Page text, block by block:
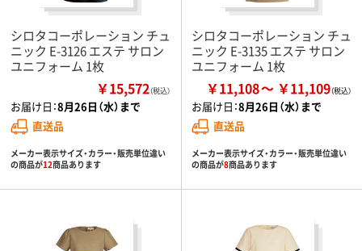
シロタコーポレーション チュ
ニック E-3126 エステ サロン
ユニフォーム 1枚
￥15,572（税込）
お届け日：8月26日（水）まで
直送品
メーカー表示サイズ・カラー・販売単位違い
の商品が12商品あります
シロタコーポレーション チュ
ニック E-3135 エステ サロン
ユニフォーム 1枚
￥11,108 ￥11,109
お届け日：8月26日（水）まで
直送品
メーカー表示サイズ・カラー・販売単位違い
の商品が8商品あります